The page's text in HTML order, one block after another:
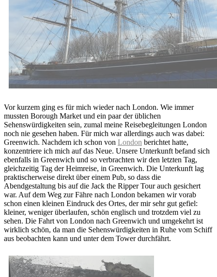
Vor kurzem ging es für mich wieder nach London. Wie immer
mussten Borough Market und ein paar der üblichen
Sehenswürdigkeiten sein, zumal meine Reisebegleitungen London
noch nie gesehen haben. Für mich war allerdings auch was dabei:
Greenwich. Nachdem ich schon von London berichtet hatte,
konzentriere ich mich auf das Neue. Unsere Unterkunft befand sich
ebenfalls in Greenwich und so verbrachten wir den letzten Tag,
gleichzeitig Tag der Heimreise, in Greenwich. Die Unterkunft lag
praktischerweise direkt über einem Pub, so dass die
Abendgestaltung bis auf die Jack the Ripper Tour auch gesichert
war. Auf dem Weg zur Fähre nach London bekamen wir vorab
schon einen kleinen Eindruck des Ortes, der mir sehr gut gefiel:
kleiner, weniger überlaufen, schön englisch und trotzdem viel zu
sehen. Die Fahrt von London nach Greenwich und umgekehrt ist
wirklich schön, da man die Sehenswürdigkeiten in Ruhe vom Schiff
aus beobachten kann und unter dem Tower durchfährt.